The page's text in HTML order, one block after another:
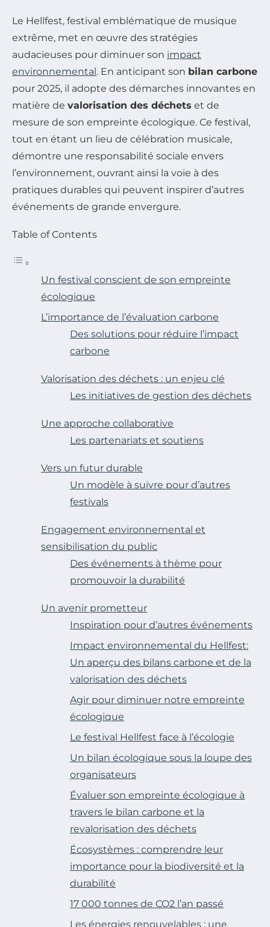
Le Hellfest, festival emblématique de musique
extrême, met en œuvre des stratégies
audacieuses pour diminuer son impact
environnemental. En anticipant son bilan carbone
pour 2025, il adopte des démarches innovantes en
matière de valorisation des déchets et de
mesure de son empreinte écologique. Ce festival,
tout en étant un lieu de célébration musicale,
démontre une responsabilité sociale envers
l’environnement, ouvrant ainsi la voie à des
pratiques durables qui peuvent inspirer d’autres
événements de grande envergure.
Table of Contents
Un festival conscient de son empreinte
écologique
L’importance de l’évaluation carbone
Des solutions pour réduire l’impact
carbone
Valorisation des déchets : un enjeu clé
Les initiatives de gestion des déchets
Une approche collaborative
Les partenariats et soutiens
Vers un futur durable
Un modèle à suivre pour d’autres
festivals
Engagement environnemental et
sensibilisation du public
Des événements à thème pour
promouvoir la durabilité
Un avenir prometteur
Inspiration pour d’autres événements
Impact environnemental du Hellfest:
Un aperçu des bilans carbone et de la
valorisation des déchets
Agir pour diminuer notre empreinte
écologique
Le festival Hellfest face à l’écologie
Un bilan écologique sous la loupe des
organisateurs
Évaluer son empreinte écologique à
travers le bilan carbone et la
revalorisation des déchets
Écosystèmes : comprendre leur
importance pour la biodiversité et la
durabilité
17 000 tonnes de CO2 l’an passé
Les énergies renouvelables : une